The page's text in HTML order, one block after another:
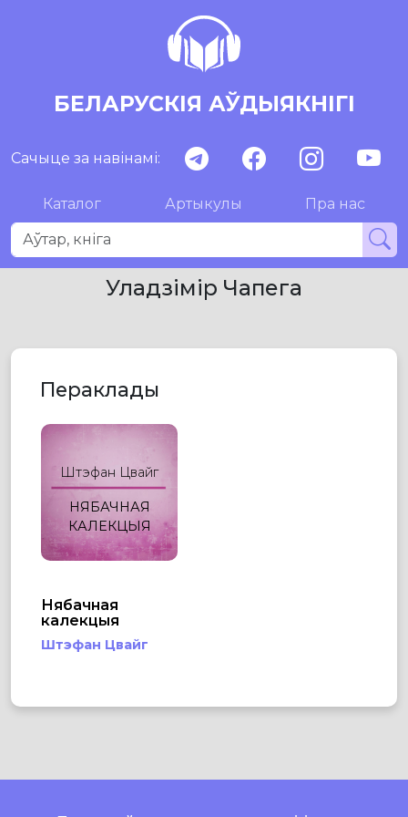
БЕЛАРУСКІЯ АЎДЫЯКНІГІ
Сачыце за навінамі:
Каталог Артыкулы Пра нас
Уладзімір Чапега
Пераклады
Штэфан Цвайг
НЯБАЧНАЯ
КАЛЕКЦЫЯ
Нябачная
калекцыя
Штэфан Цвайг